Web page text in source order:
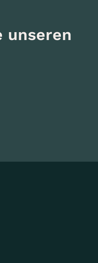
unseren